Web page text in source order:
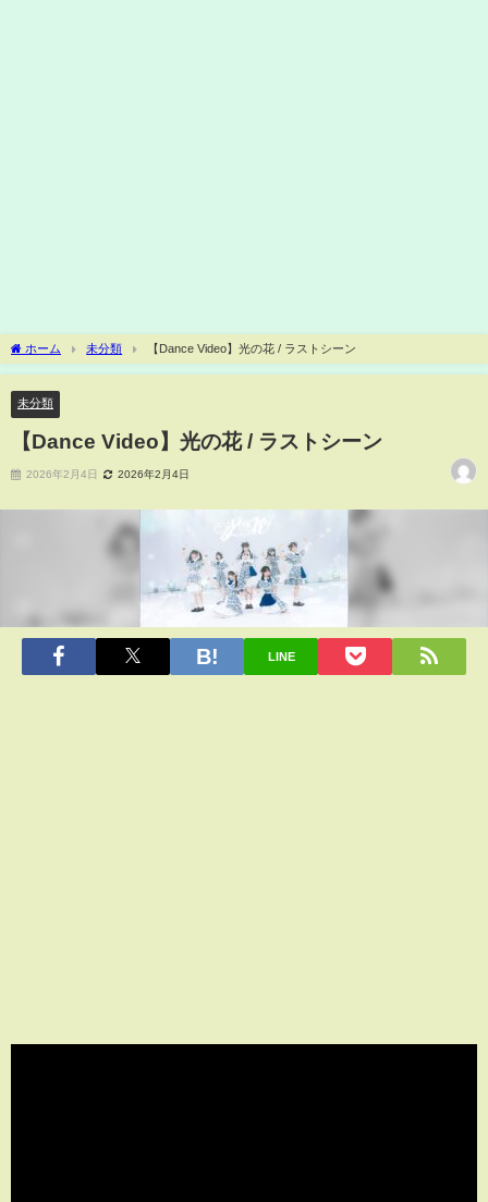
ホーム 未分類 【Dance Video】光の花 / ラストシーン
未分類
【Dance Video】光の花 / ラストシーン
2026年2月4日 2026年2月4日
LINE